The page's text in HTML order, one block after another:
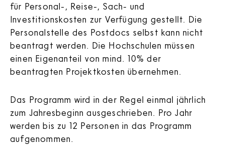
für Personal-, Reise-, Sach- und
Investitionskosten zur Verfügung gestellt. Die
Personalstelle des Postdocs selbst kann nicht
beantragt werden. Die Hochschulen müssen
einen Eigenanteil von mind. 10% der
beantragten Projektkosten übernehmen.
Das Programm wird in der Regel einmal jährlich
zum Jahresbeginn ausgeschrieben. Pro Jahr
werden bis zu 12 Personen in das Programm
aufgenommen.